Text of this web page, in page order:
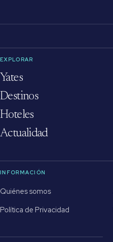
EXPLORAR
Yates
Destinos
Hoteles
Actualidad
INFORMACIÓN
Quiénes somos
Política de Privacidad